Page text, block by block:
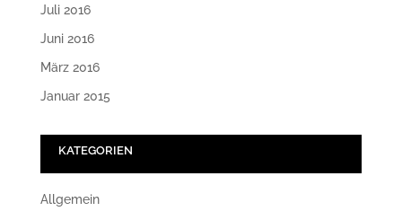
Juli 2016
Juni 2016
März 2016
Januar 2015
KATEGORIEN
Allgemein